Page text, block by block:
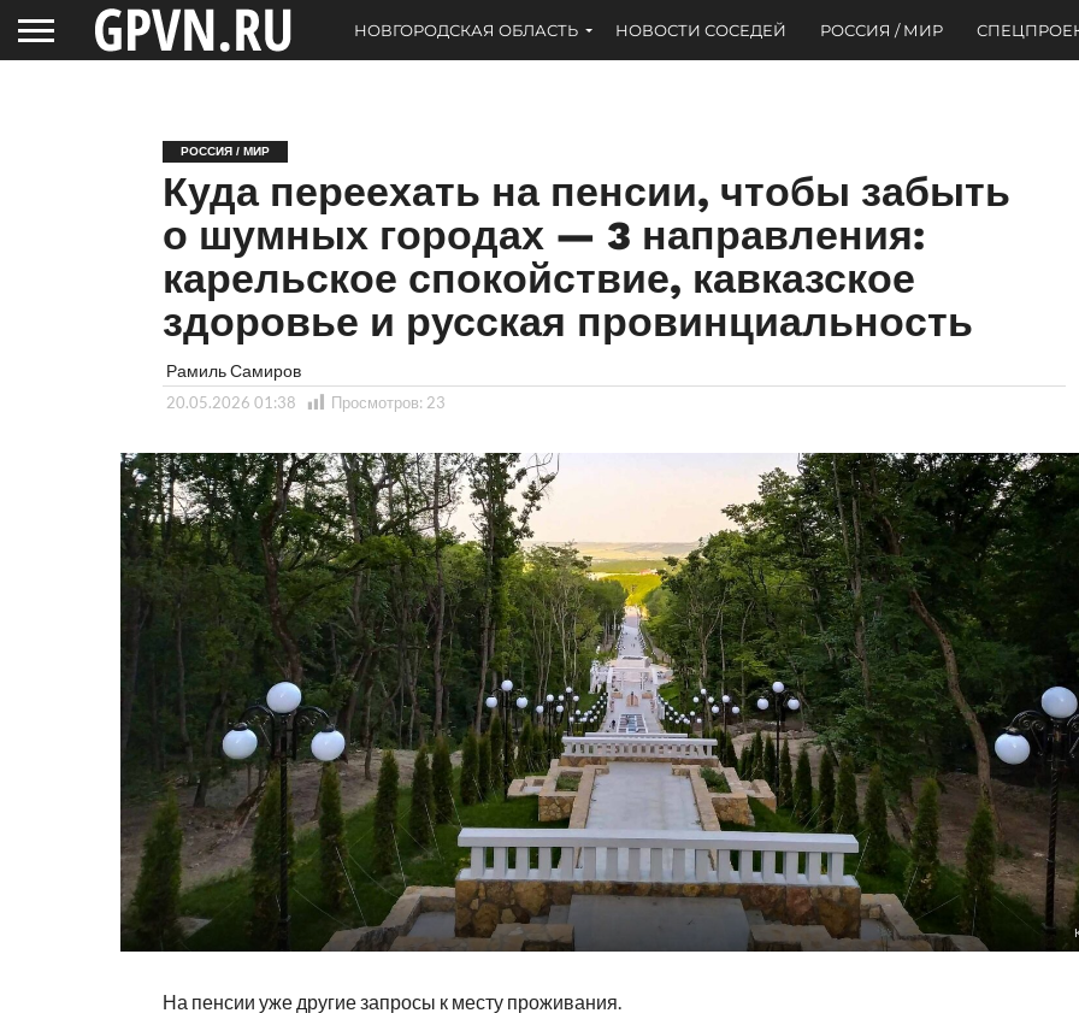
НОВГОРОДСКАЯ ОБЛАСТЬ НОВОСТИ СОСЕДЕЙ РОССИЯ / МИР
РОССИЯ / МИР
Куда переехать на пенсии, чтобы забыть
о шумных городах — 3 направления:
карельское спокойствие, кавказское
здоровье и русская провинциальность
Рамиль Самиров
20.05.2026 01:38 Просмотров: 23
На пенсии уже другие запросы к месту проживания.